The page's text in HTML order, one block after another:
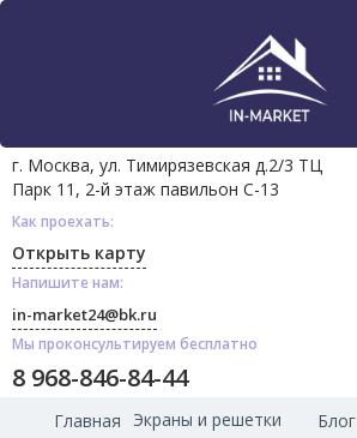
г. Москва, ул. Тимирязевская д.2/3 ТЦ
Парк 11, 2-й этаж павильон С-13
Как проехать:
Открыть карту
Напишите нам:
in-market24@bk.ru
Мы проконсультируем бесплатно
8 968-846-84-44
Главная Экраны и решетки Блог